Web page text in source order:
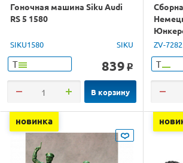
Гоночная машина Siku Audi
RS 5 1580
SIKU1580 SIKU
Т 839 o
В корзину
ZV-7282
Т
новинка